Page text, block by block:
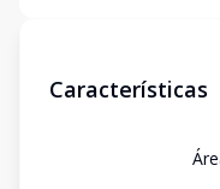
Características